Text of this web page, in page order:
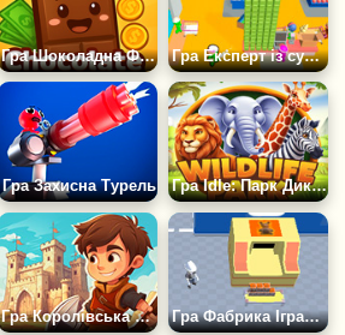
Гра Шоколадна Фабрика Мрій Гра Експерт із супермаркетів
Гра Захисна Турель Гра Idle: Парк Дикої Природи
Гра Королівська Гавань: Аркада Гра Фабрика Іграшок: Idle